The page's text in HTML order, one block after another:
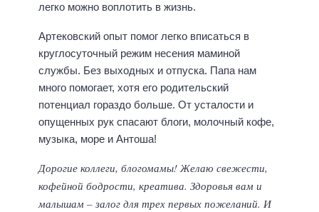
легко можно воплотить в жизнь.
Артековский опыт помог легко вписаться в
круглосуточный режим несения маминой
службы. Без выходных и отпуска. Папа нам
много помогает, хотя его родительский
потенциал гораздо больше. От усталости и
опущенных рук спасают блоги, молочный кофе,
музыка, море и Антоша!
Дорогие коллеги, блогомамы! Желаю свежести,
кофейной бодрости, креатива. Здоровья вам и
малышам – залог для трех первых пожеланий. И